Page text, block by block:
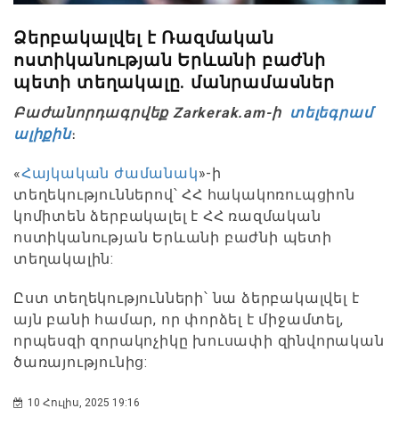
Ձերբակալվել է Ռազմական
ոստիկանության Երևանի բաժնի
պետի տեղակալը. մանրամասներ
Բաժանորդագրվեք Zarkerak.am-ի տելեգրամ
ալիքին։
«Հայկական ժամանակ»-ի
տեղեկություններով՝ ՀՀ հակակոռուպցիոն
կոմիտեն ձերբակալել է ՀՀ ռազմական
ոստիկանության Երևանի բաժնի պետի
տեղակալին:
Ըստ տեղեկությունների՝ նա ձերբակալվել է
այն բանի համար, որ փորձել է միջամտել,
որպեսզի զորակոչիկը խուսափի զինվորական
ծառայությունից:
10 Հուլիս, 2025 19:16